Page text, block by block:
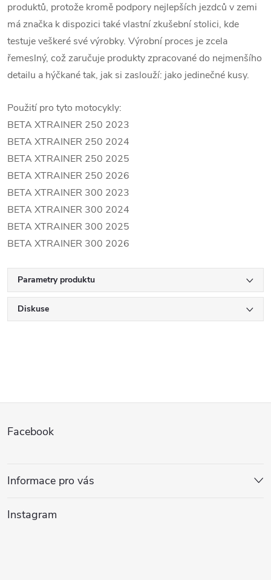
produktů, protože kromě podpory nejlepších jezdců v zemi
má značka k dispozici také vlastní zkušební stolici, kde
testuje veškeré své výrobky. Výrobní proces je zcela
řemeslný, což zaručuje produkty zpracované do nejmenšího
detailu a hýčkané tak, jak si zaslouží: jako jedinečné kusy.
Použití pro tyto motocykly:
BETA XTRAINER 250 2023
BETA XTRAINER 250 2024
BETA XTRAINER 250 2025
BETA XTRAINER 250 2026
BETA XTRAINER 300 2023
BETA XTRAINER 300 2024
BETA XTRAINER 300 2025
BETA XTRAINER 300 2026
Parametry produktu
Diskuse
p
a
Facebook
Informace pro vás
Instagram